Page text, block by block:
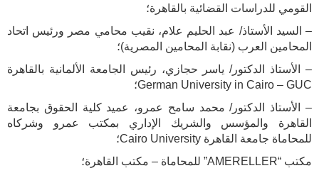
القومي للدراسات القضائية بالقاهرة؛
– السيد الأستاذ/ عبد الحليم علام، نقيب محامي مصر ورئيس اتحاد
المحامين العرب (نقابة المحامين المصرية)؛
– الأستاذ الدكتور/ ياسر حجازي، رئيس الجامعة الألمانية بالقاهرة
German University in Cairo – GUC؛
– الأستاذ الدكتور/ محمد سامح عمرو، عميد كلية الحقوق بجامعة
القاهرة والمؤسس والشريك الإداري بمكتب عمرو وشركاه
للمحاماة جامعة القاهرة Cairo University؛
مكتب “AMERELLER” للمحاماة – مكتب القاهرة؛